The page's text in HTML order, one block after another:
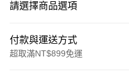
請選擇商品選項
付款與運送方式
超取滿NT$899免運